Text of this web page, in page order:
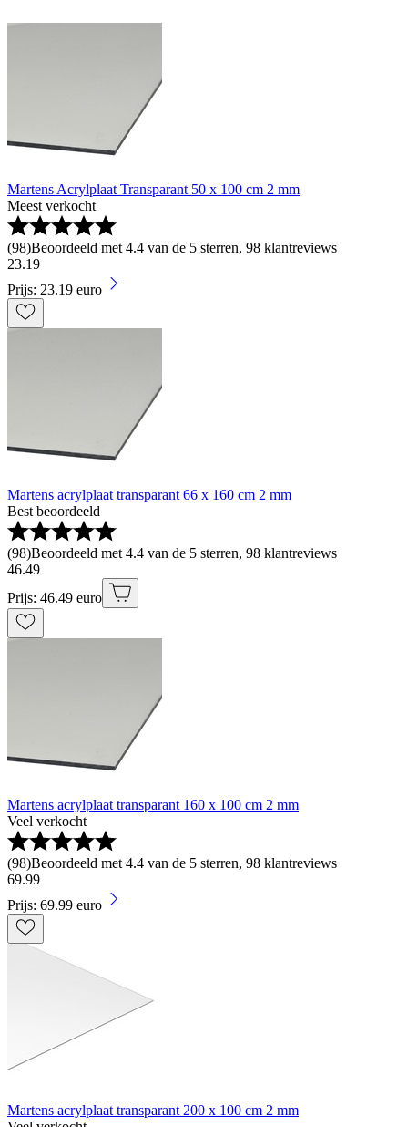
Martens Acrylplaat Transparant 50 x 100 cm 2 mm
Meest verkocht
(98)Beoordeeld met 4.4 van de 5 sterren, 98 klantreviews
23.19
Prijs: 23.19 euro
Martens acrylplaat transparant 66 x 160 cm 2 mm
Best beoordeeld
(98)Beoordeeld met 4.4 van de 5 sterren, 98 klantreviews
46.49
Prijs: 46.49 euro
Martens acrylplaat transparant 160 x 100 cm 2 mm
Veel verkocht
(98)Beoordeeld met 4.4 van de 5 sterren, 98 klantreviews
69.99
Prijs: 69.99 euro
Martens acrylplaat transparant 200 x 100 cm 2 mm